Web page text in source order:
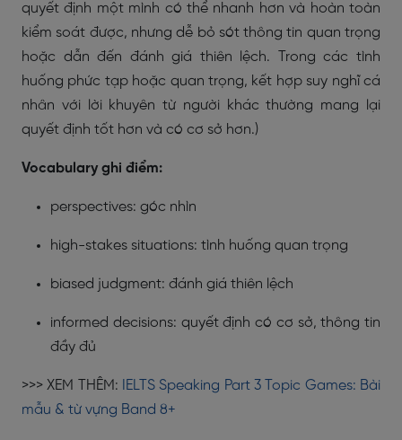
quyết định một mình có thể nhanh hơn và hoàn toàn
kiểm soát được, nhưng dễ bỏ sót thông tin quan trọng
hoặc dẫn đến đánh giá thiên lệch. Trong các tình
huống phức tạp hoặc quan trọng, kết hợp suy nghĩ cá
nhân với lời khuyên từ người khác thường mang lại
quyết định tốt hơn và có cơ sở hơn.)
Vocabulary ghi điểm:
perspectives: góc nhìn
high-stakes situations: tình huống quan trọng
biased judgment: đánh giá thiên lệch
informed decisions: quyết định có cơ sở, thông tin
đầy đủ
>>> XEM THÊM:
IELTS Speaking Part 3 Topic Games: Bài
mẫu & từ vựng Band 8+